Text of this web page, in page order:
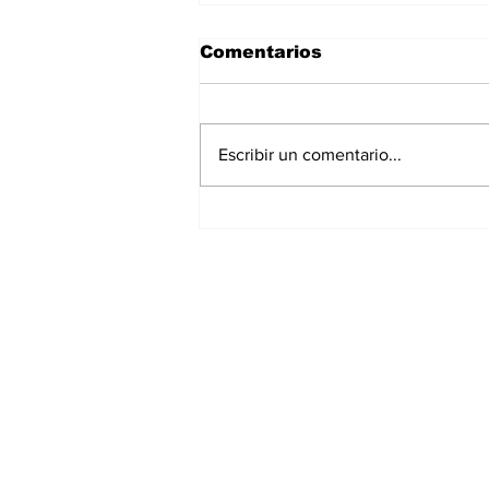
Comentarios
Escribir un comentario...